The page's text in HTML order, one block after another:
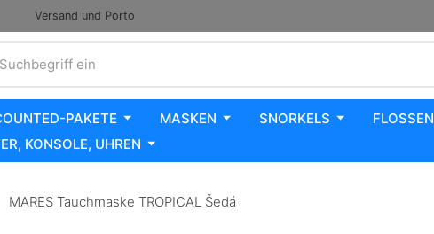
Versand und Porto
ein
PAKETE MASKEN SNORKELS FLOSSEN
KONSOLE, UHREN
MARES Tauchmaske TROPICAL Šedá